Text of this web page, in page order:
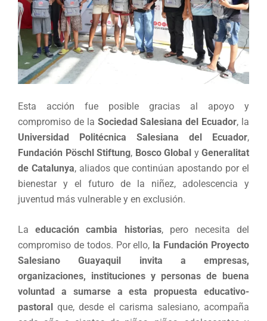
Esta acción fue posible gracias al apoyo y
compromiso de la Sociedad Salesiana del Ecuador, la
Universidad Politécnica Salesiana del Ecuador,
Fundación Pöschl Stiftung, Bosco Global y Generalitat
de Catalunya, aliados que continúan apostando por el
bienestar y el futuro de la niñez, adolescencia y
juventud más vulnerable y en exclusión.
Laeducación cambia historias, pero necesita del
compromiso de todos. Por ello, la Fundación Proyecto
Salesiano Guayaquil invita a empresas,
organizaciones, instituciones y personas de buena
voluntad a sumarse a esta propuesta educativo-
pastoral que, desde el carisma salesiano, acompaña